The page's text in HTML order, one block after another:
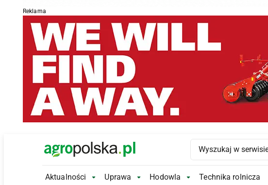
Reklama
Main Logo
Aktualności Aktualności Submenu
Uprawa Uprawa Submenu
Hodowla Hodowla Submenu
Technika rolnicza